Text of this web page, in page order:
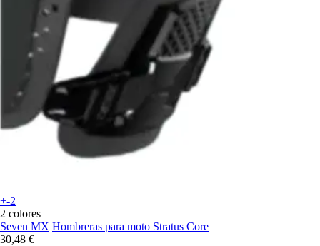
+-2
2 colores
Seven MX Hombreras para moto Stratus Core
30,48 €